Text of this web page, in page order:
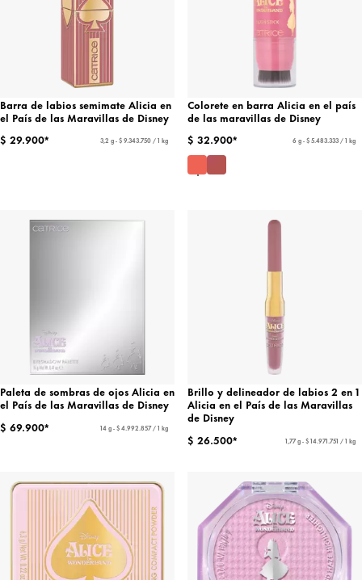
Barra de labios semimate Alicia en
el País de las Maravillas de Disney
$ 29.900*
3,2 g - $ 9.343.750 / 1 kg
Colorete en barra Alicia en el país
de las maravillas de Disney
$ 32.900*
6 g - $ 5.483.333 / 1 kg
Paleta de sombras de ojos Alicia en
el País de las Maravillas de Disney
$ 69.900*
14 g - $ 4.992.857 / 1 kg
Brillo y delineador de labios 2 en 1
Alicia en el País de las Maravillas
de Disney
$ 26.500*
1,77 g - $ 14.971.751 / 1 kg